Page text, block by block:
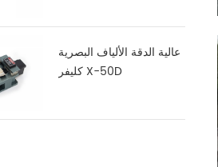
عالية الدقة الألياف البصرية
كليفر X-50D